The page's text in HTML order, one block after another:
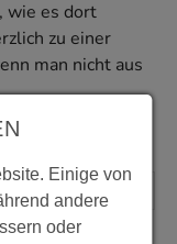
wie es dort
zu einer
man nicht aus
Einige von
andere
oder